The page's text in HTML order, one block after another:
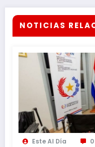
NOTICIAS
Este Al Día 0